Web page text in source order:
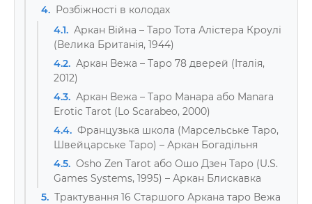
4. Розбіжності в колодах
4.1. Аркан Війна – Таро Тота Алістера Кроулі
(Велика Британія, 1944)
4.2. Аркан Вежа – Таро 78 дверей (Італія,
2012)
4.3. Аркан Вежа – Таро Манара або Manara
Erotic Tarot (Lo Scarabeo, 2000)
4.4. Французька школа (Марсельське Таро,
Швейцарське Таро) – Аркан Богадільня
4.5. Osho Zen Tarot або Ошо Дзен Таро (U.S.
Games Systems, 1995) – Аркан Блискавка
5. Трактування 16 Старшого Аркана таро Вежа